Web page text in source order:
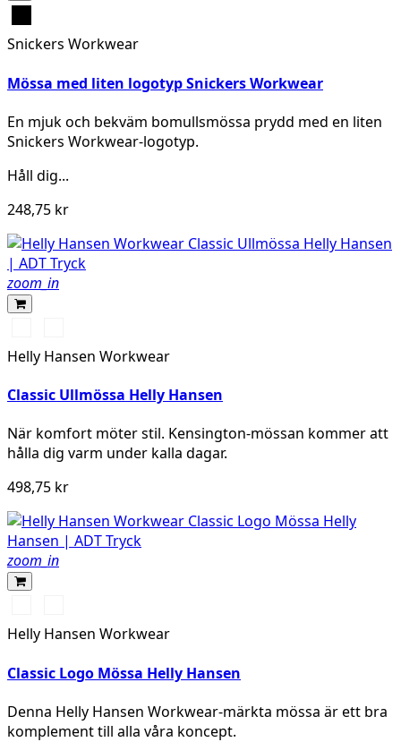
Snickers Workwear
Mössa med liten logotyp Snickers Workwear
En mjuk och bekväm bomullsmössa prydd med en liten
Snickers Workwear-logotyp.
Håll dig...
248,75 kr
zoom_in
NAVYDARK
GREY
Helly Hansen Workwear
Classic Ullmössa Helly Hansen
När komfort möter stil. Kensington-mössan kommer att
hålla dig varm under kalla dagar.
498,75 kr
zoom_in
BLACKDARK
GREY
Helly Hansen Workwear
Classic Logo Mössa Helly Hansen
Denna Helly Hansen Workwear-märkta mössa är ett bra
komplement till alla våra koncept.